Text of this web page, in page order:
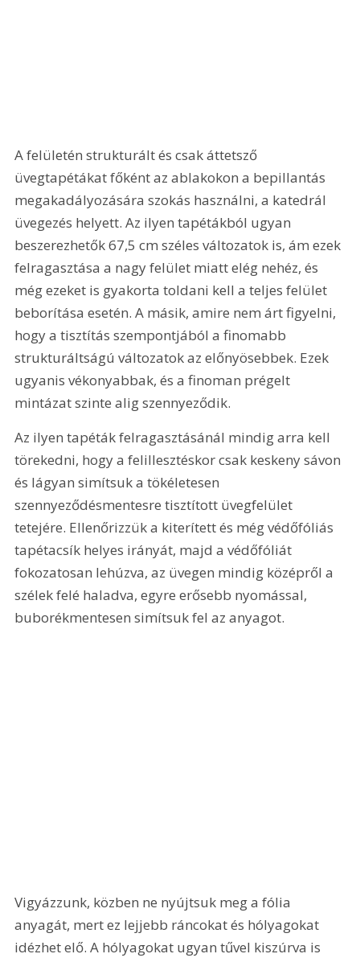
A felületén strukturált és csak áttetsző
üvegtapétákat főként az ablakokon a bepillantás
megakadályozására szokás használni, a katedrál
üvegezés helyett. Az ilyen tapétákból ugyan
beszerezhetők 67,5 cm széles változatok is, ám ezek
felragasztása a nagy felület miatt elég nehéz, és
még ezeket is gyakorta toldani kell a teljes felület
beborítása esetén. A másik, amire nem árt figyelni,
hogy a tisztítás szempontjából a finomabb
strukturáltságú változatok az előnyösebbek. Ezek
ugyanis vékonyabbak, és a finoman prégelt
mintázat szinte alig szennyeződik.
Az ilyen tapéták felragasztásánál mindig arra kell
törekedni, hogy a felillesztéskor csak keskeny sávon
és lágyan simítsuk a tökéletesen
szennyeződésmentesre tisztított üvegfelület
tetejére. Ellenőrizzük a kiterített és még védőfóliás
tapétacsík helyes irányát, majd a védőfóliát
fokozatosan lehúzva, az üvegen mindig középről a
szélek felé haladva, egyre erősebb nyomással,
buborékmentesen simítsuk fel az anyagot.
Vigyázzunk, közben ne nyújtsuk meg a fólia
anyagát, mert ez lejjebb ráncokat és hólyagokat
idézhet elő. A hólyagokat ugyan tűvel kiszúrva is